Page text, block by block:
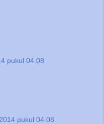
pukul 04.08
pukul 04.08